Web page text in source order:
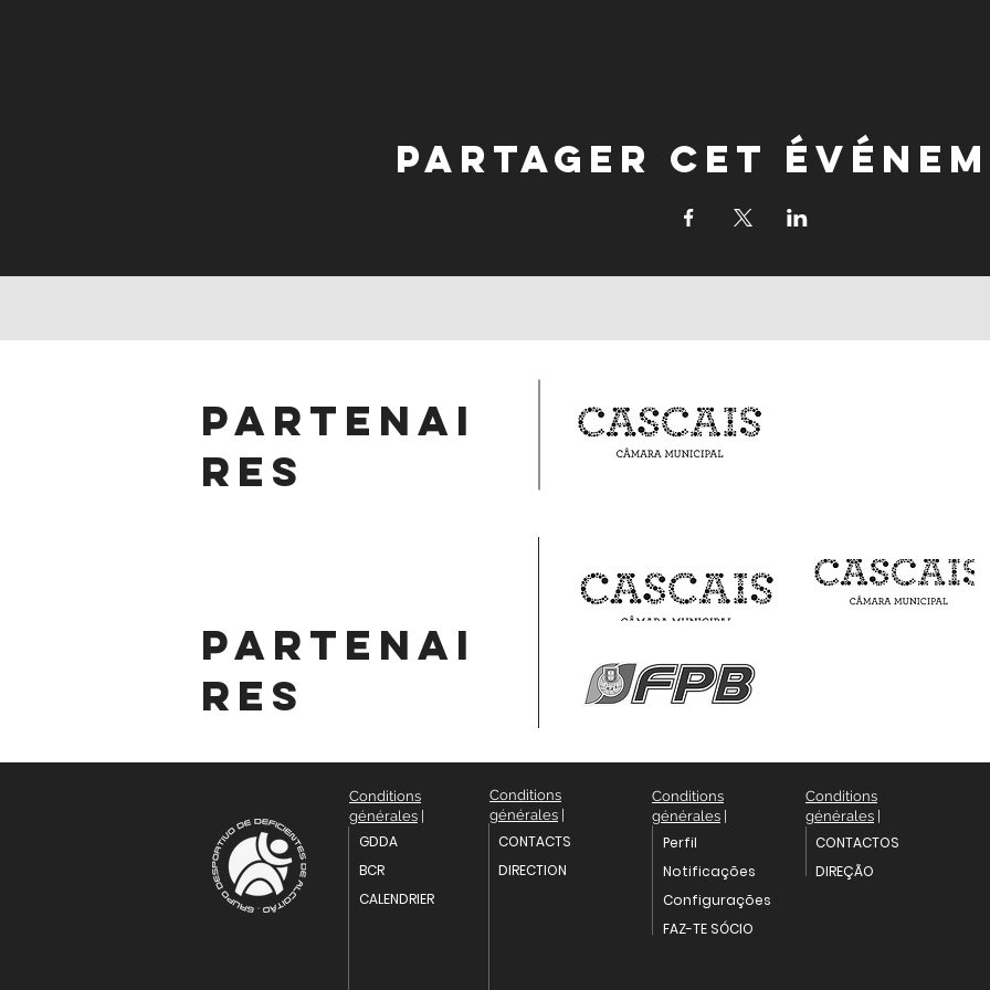
Partager cet
partenai
res
partenai
res
GDDA
BCR
CALENDRIER
CONTACTS
DIRECTION
Conditions
générales
Conditions
générales
Conditions
générales
Perfil
Notificações
Configurações
FAZ-TE SÓCIO
Conditions
générales
CONTACTOS
DIREÇÃO